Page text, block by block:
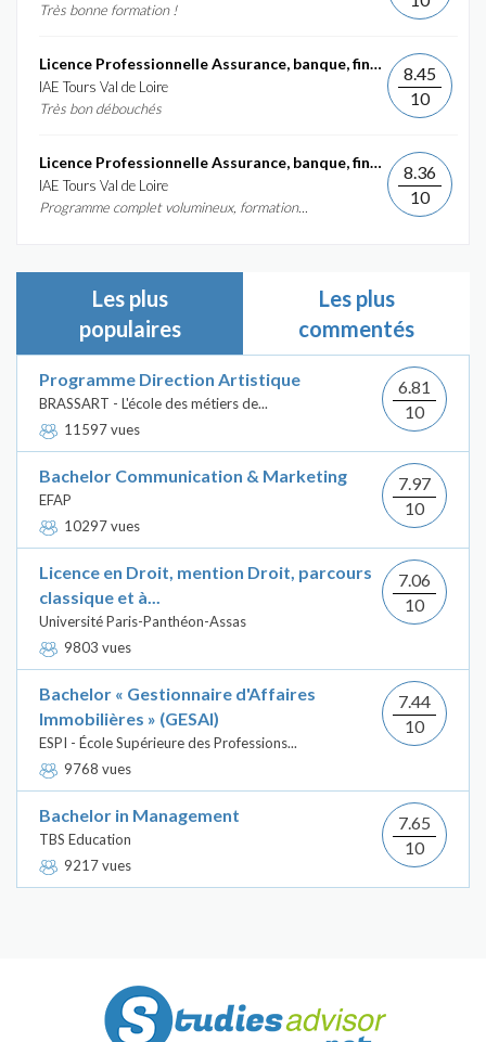
Très bonne formation !
Licence Professionnelle Assurance, banque, finance :...
IAE Tours Val de Loire
Très bon débouchés
8.45
10
Licence Professionnelle Assurance, banque, finance :...
IAE Tours Val de Loire
Programme complet volumineux, formation...
8.36
10
Les plus
populaires
Les plus
commentés
Programme Direction Artistique
BRASSART - L'école des métiers de...
11597 vues
6.81
10
Bachelor Communication & Marketing
EFAP
10297 vues
7.97
10
Licence en Droit, mention Droit, parcours
classique et à...
Université Paris-Panthéon-Assas
9803 vues
7.06
10
Bachelor « Gestionnaire d'Affaires
Immobilières » (GESAI)
ESPI - École Supérieure des Professions...
9768 vues
7.44
10
Bachelor in Management
TBS Education
9217 vues
7.65
10